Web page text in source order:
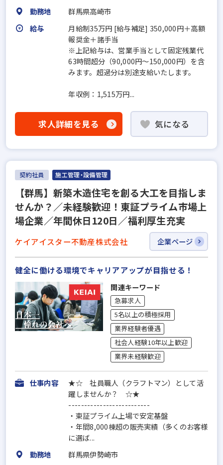
勤務地
群馬県高崎市
給与
月給制35万円 [給与補足] 350,000円＋高額
報奨金＋諸手当
※上記給与は、営業手当として固定残業代
63時間超分（90,000円〜150,000円）を含
みます。超過分は別途支給いたします。
年収例：1,515万円...
求人詳細を見る 気になる
契約社員 施工管理・設備管理
【群馬】新築木造住宅を創る大工を目指しま
せんか？／未経験歓迎！東証プライム市場上
場企業／年間休日120日／福利厚生充実
ケイアイスター不動産株式会社 企業ページ
健全に働ける環境でキャリアアップが目指せる！
関連キーワード
急募求人
5名以上の積極採用
業界経験者優遇
社会人経験10年以上歓迎
業界未経験歓迎
仕事内容
★☆ 社員職人（クラフトマン）として活
躍しませんか？ ☆★
--------------------------
・東証プライム上場で安定基盤
・年間8,000棟超の販売実績（多くのお客様
に選ば...
勤務地
群馬県伊勢崎市